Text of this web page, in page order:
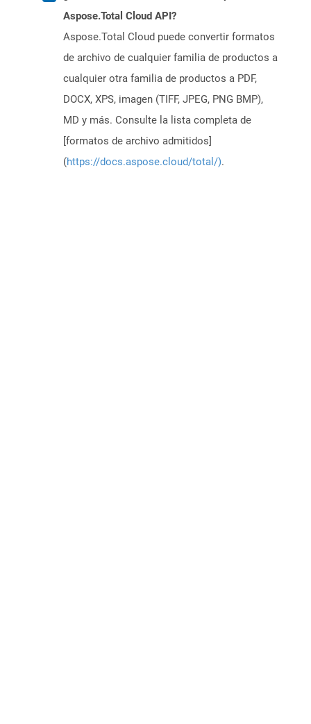
Aspose.Total Cloud API?
Aspose.Total Cloud puede convertir formatos
de archivo de cualquier familia de productos a
cualquier otra familia de productos a PDF,
DOCX, XPS, imagen (TIFF, JPEG, PNG BMP),
MD y más. Consulte la lista completa de
[formatos de archivo admitidos]
(https://docs.aspose.cloud/total/).